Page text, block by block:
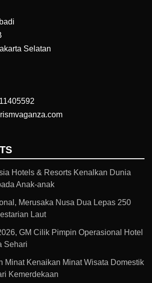
Selatan
Hotels & Resorts Kenalkan Dunia
Anak-anak
Merusaka Nusa Dua Lepas 250
Laut
GM Cilik Pimpin Operasional Hotel
Sehari
Minat Kenaikan Minat Wisata Domestik
Kemerdekaan